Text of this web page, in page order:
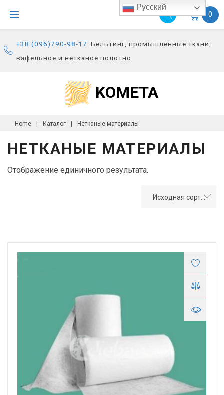
p
0
+38 (096)790-98-17 Бельтинг, промышленные ткани,
вафельное и нетканое полотно
KOMETA
Home Каталог Нетканые материалы
НЕТКАНЫЕ МАТЕРИАЛЫ
Отображение единичного результата.
Русский